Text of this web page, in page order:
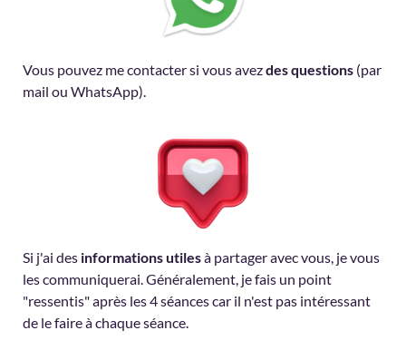
Vous pouvez me contacter si vous avezdes questions (par
mail ou WhatsApp).
Si j'ai des informations utilesà partager avec vous, je vous
les communiquerai. Généralement, je fais un point
"ressentis" après les 4 séances car il n'est pas intéressant
de le faire à chaque séance.